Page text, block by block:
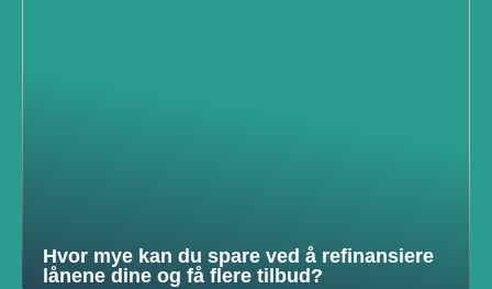
Hvor mye kan du spare ved å refinansiere
lånene dine og få flere tilbud?